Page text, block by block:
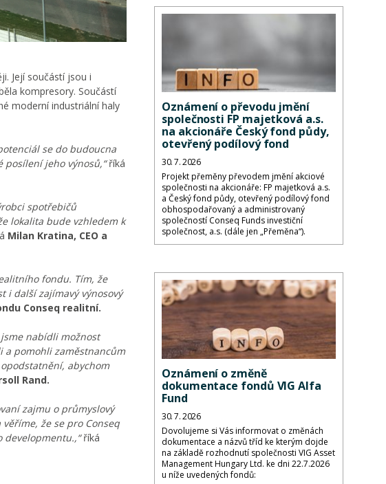
Její součástí jsou i
kompresory. Součástí
moderní industriální haly
se do budoucna
jeho výnosů,“říká
spotřebičů
lokalita bude vzhledem k
Milan Kratina, CEO a
fondu. Tím, že
i další zajímavý výnosový
Conseq realitní.
nabídli možnost
a pomohli zaměstnancům
abychom
Rand.
zajmu o průmyslový
že se pro Conseq
říká
Oznámení o převodu jmění
společnosti FP majetková a.s.
na akcionáře Český fond půdy,
otevřený podílový fond
30. 7. 2026
Projekt přeměny převodem jmění akciové
společnosti na akcionáře: FP majetková a.s.
a Český fond půdy, otevřený podílový fond
obhospodařovaný a administrovaný
společností Conseq Funds investiční
společnost, a.s. (dále jen „Přeměna“).
Oznámení o změně
dokumentace fondů VIG Alfa
Fund
30. 7. 2026
Dovolujeme si Vás informovat o změnách
dokumentace a názvů tříd ke kterým dojde
na základě rozhodnutí společnosti VIG Asset
Management Hungary Ltd. ke dni 22.7.2026
u níže uvedených fondů: